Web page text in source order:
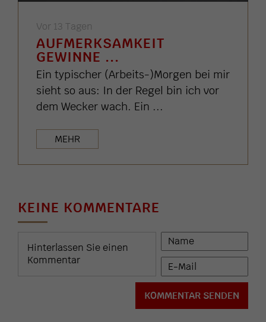
Vor 13 Tagen
AUFMERKSAMKEIT
GEWINNE ...
Ein typischer (Arbeits-)Morgen bei mir
sieht so aus: In der Regel bin ich vor
dem Wecker wach. Ein ...
MEHR
KEINE KOMMENTARE